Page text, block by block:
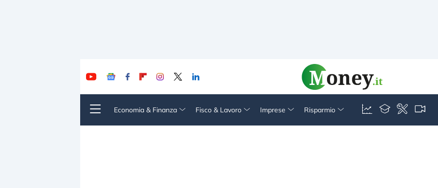
Economia & Finanza Fisco & Lavoro Imprese Risparmio